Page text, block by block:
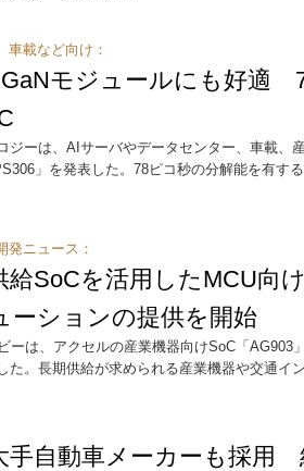
車載など向け：
モジュールにも好適
ジーは、AIサーバやデータセンター、車載、
」を発表した。78ピコ秒の分解能を有す
発ニュース：
給SoCを活用したMCU向
ーションの提供を開始
ーは、アクセルの産業機器向けSoC「AG903
た。長期供給が求められる産業機器や交通イ
手自動車メーカーも採用